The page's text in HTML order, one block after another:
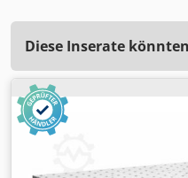
Diese Inserate